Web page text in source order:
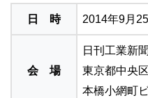
日 時 2014年9月
会 場
日刊工業新
東京都中央
本橋小網町ビ